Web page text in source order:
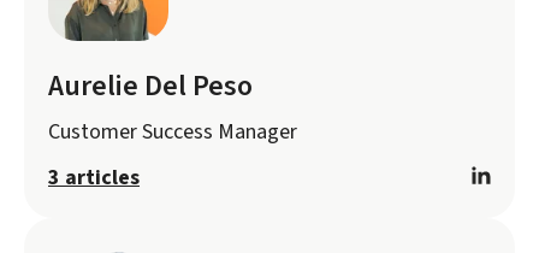
Aurelie Del Peso
Customer Success Manager
3 articles